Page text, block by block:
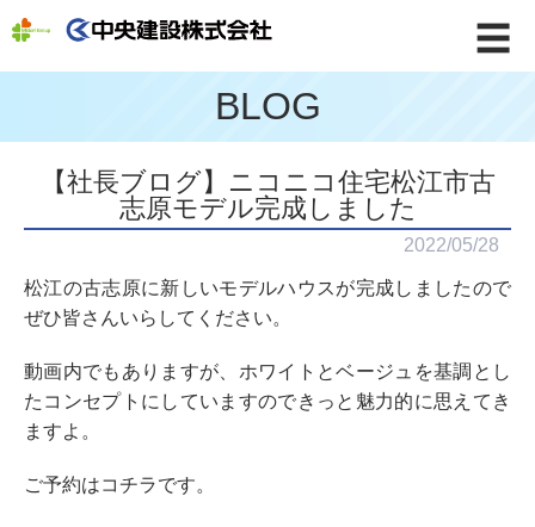
☰
BLOG
【社長ブログ】ニコニコ住宅松江市古
志原モデル完成しました
2022/05/28
松江の古志原に新しいモデルハウスが完成しましたので
ぜひ皆さんいらしてください。
動画内でもありますが、ホワイトとベージュを基調とし
たコンセプトにしていますのできっと魅力的に思えてき
ますよ。
ご予約はコチラです。